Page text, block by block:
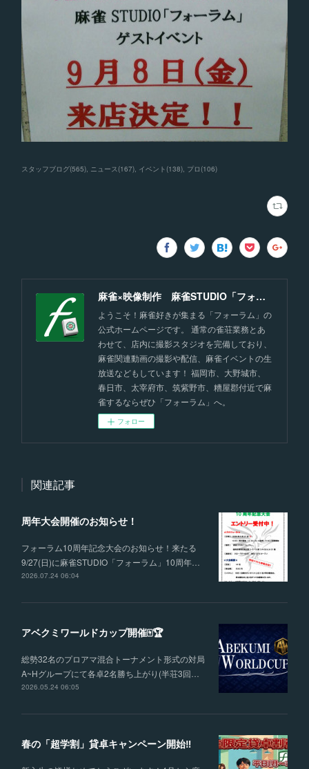
スタッフブログ(565) ニュース (167) イベント (138) プロ (106)
麻雀×映像制作 麻雀STUDIO「フォーラム」福岡
ようこそ！麻雀好きが集まる「フォーラム」の
公式ホームページです。 通常の雀荘業務とあ
わせて、店内に撮影スタジオを完備しており、
麻雀関連動画の撮影や配信、麻雀イベントの生
放送などもしています！ 福岡市、大野城市、
春日市、太宰府市、筑紫野市、糟屋郡付近で麻
雀するならぜひ「フォーラム」へ。
フォロー
関連記事
周年大会開催のお知らせ！
フォーラム10周年記念大会のお知らせ！来たる
9/27(日)に麻雀STUDIO「フォーラム」10周年…
2026.07.24 06:04
アベクミワールドカップ開催🀄🏆
総勢32名のプロアマ混合トーナメント形式の対局
A~Hグループにて各卓2名勝ち上がり(半荘3回…
2026.05.24 06:05
春の「超学割」貸卓キャンペーン開始‼